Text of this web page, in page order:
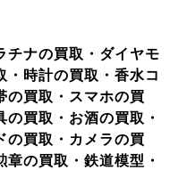
チナの買取・ダイヤモ
・時計の買取・香水コ
の買取・スマホの買
買取・お酒の買取・
の買取・カメラの買
の買取・鉄道模型・